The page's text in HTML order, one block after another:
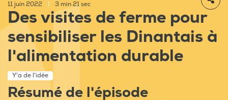
11 juin 2022 3 min 21 sec
Des visites de ferme pour
sensibiliser les Dinantais à
l'alimentation durable
Y'a de l'idée
Résumé de l'épisode